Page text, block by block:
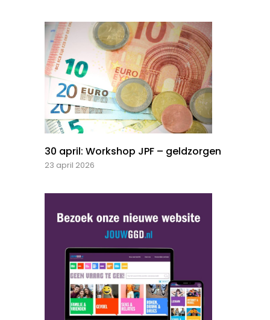
30 april: Workshop JPF – geldzorgen
23 april 2026